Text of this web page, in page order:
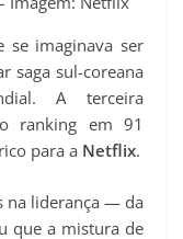
se imaginava ser
saga sul-coreana
A terceira
ranking em 91
para a Netflix.
na liderança — da
que a mistura de